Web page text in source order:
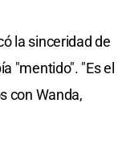
la sinceridad de
"mentido". "Es el
con Wanda,